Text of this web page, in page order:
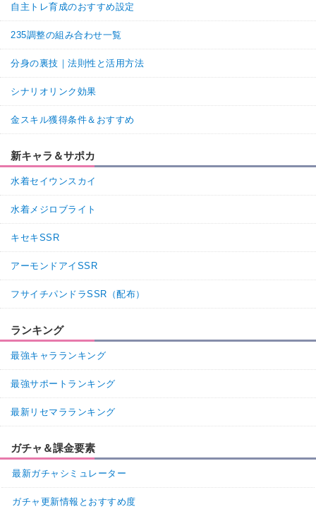
自主トレ育成のおすすめ設定
235調整の組み合わせ一覧
分身の裏技｜法則性と活用方法
シナリオリンク効果
金スキル獲得条件＆おすすめ
新キャラ＆サポカ
水着セイウンスカイ
水着メジロブライト
キセキSSR
アーモンドアイSSR
フサイチパンドラSSR（配布）
ランキング
最強キャラランキング
最強サポートランキング
最新リセマラランキング
ガチャ＆課金要素
最新ガチャシミュレーター
ガチャ更新情報とおすすめ度